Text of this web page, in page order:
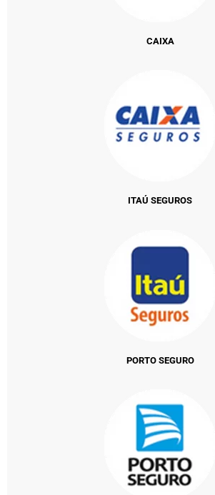
CAIXA
ITAÚ SEGUROS
PORTO SEGURO